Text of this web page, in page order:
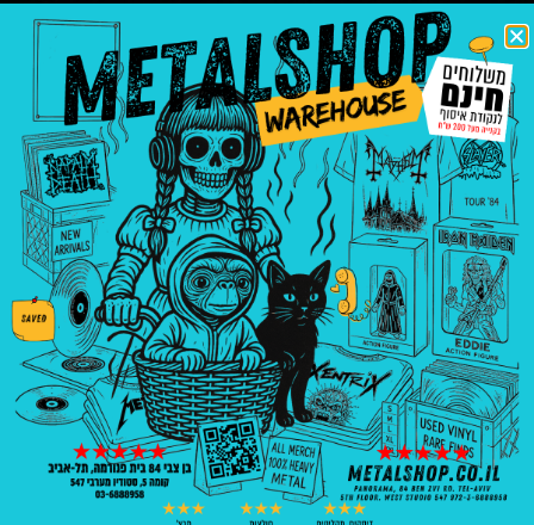
The Rack
₪60.00
הוספה
לסל
–
Infected
69.00
הוספה
לסל
Atrocity
– The Art
Of Death
₪ 69.00
הוספה
לסל
autopsy
introducing
Behemoth
– The
Shit Ov
God
behemoth
messe
noire